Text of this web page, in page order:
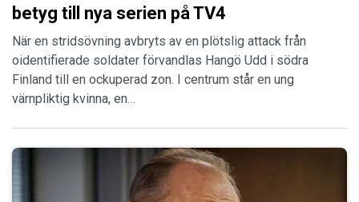
betyg till nya serien på TV4
När en stridsövning avbryts av en plötslig attack från
oidentifierade soldater förvandlas Hangö Udd i södra
Finland till en ockuperad zon. I centrum står en ung
värnpliktig kvinna, en…